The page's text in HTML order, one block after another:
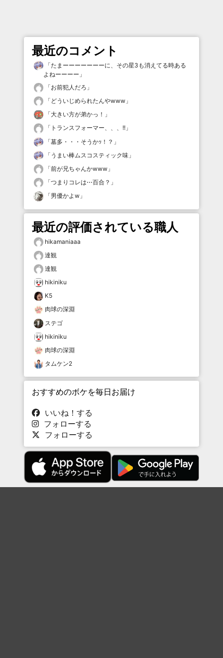
最近のコメント
「たまーーーーーーーに、その星3も消えてる時ある
よねーーーー 」
「お前犯人だろ 」
「 どういじめられたんやwww 」
「大きい方が弟かっ！ 」
「 トランスフォーマー、、、!! 」
「墓多・・・そうかｯ！？ 」
「 うまい棒ムスコスティック味 」
「前が兄ちゃんかwww 」
「つまりコレは⋯百合？ 」
「男優かよw 」
最近の評価されている職人
hikamaniaaa
達観
達観
hikiniku
K5
肉球の深淵
ステゴ
hikiniku
肉球の深淵
タムケン2
おすすめのボケを毎日お届け
いいね！する
フォローする
フォローする